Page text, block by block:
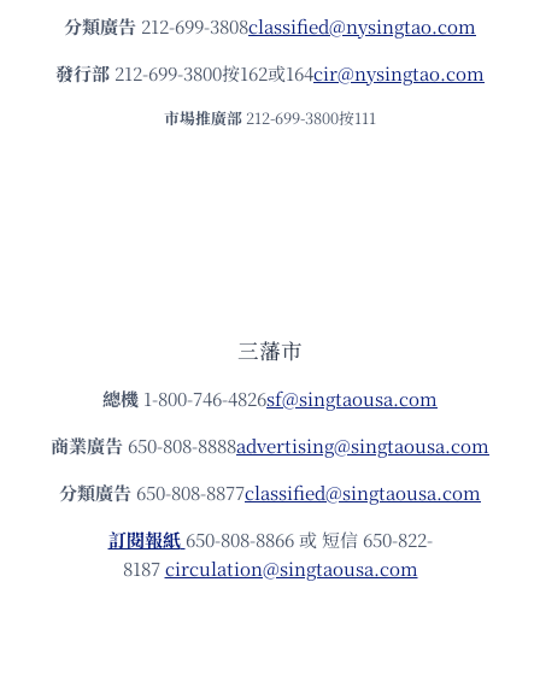
分類廣告 212-699-3808classified@nysingtao.com
發⾏部 212-699-3800按162或164cir@nysingtao.com
市場推廣部 212-699-3800按111
三藩市
總機 1-800-746-4826sf@singtaousa.com
商業廣告 650-808-8888advertising@singtaousa.com
分類廣告 650-808-8877classified@singtaousa.com
訂閱報紙 650-808-8866 或 短信 650-822-
8187circulation@singtaousa.com